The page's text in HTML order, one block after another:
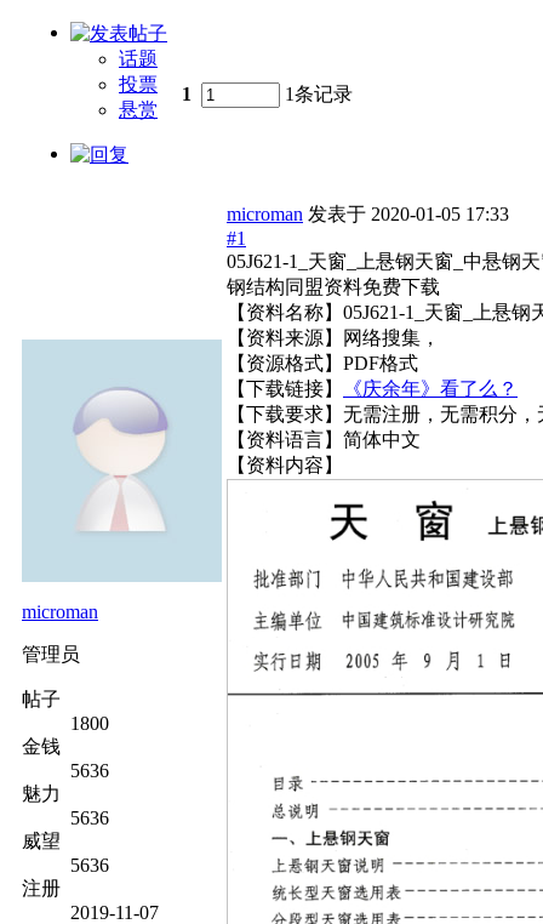
话题
投票
悬赏
1 1条记录
microman
管理员
帖子
1800
金钱
5636
魅力
5636
威望
5636
注册
2019-11-07
microman 发表于 2020-01-05 17:33
#1
05J621-1_天窗_上悬钢天窗_中悬钢
钢结构同盟资料免费下载
【资料名称】05J621-1_天窗_上悬
【资料来源】网络搜集，
【资源格式】PDF格式
【下载链接】
《庆余年》看了么？
【下载要求】无需注册，无需积分
【资料语言】简体中文
【资料内容】